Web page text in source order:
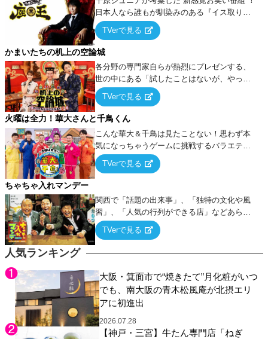
人気ランキング
大阪・箕面市で“焼きたて”月化粧がいつ
でも、南大阪の青木松風庵が北摂エリ
アに初進出
2026.07.28
【神戸・三宮】牛たん専門店「ねぎ
日本人なら誰もが馴染みのある『イス取りゲ
ーム』をベースに、大喜利・ギャグ・モノボ
ケ・歌…など様々なお題で芸人がショートネ
タを競い合う！
TVerで見る
かまいたちの机上の空論城
各分野の専門家自らが熱烈にプレゼンする、
世の中にある「試したことはないが、やって
みたらこうなる！…ハズ」という“机上の空
論”に若手芸人らがカラダを張って挑む！
TVerで見る
火曜は全力！華大さんと千鳥くん
こんな華大＆千鳥は見たことない！思わず本
気になっちゃうゲームに挑戦するバラエティ
ー！
TVerで見る
ちゃちゃ入れマンデー
関西で「話題の出来事」、「独特の文化や風
習」、「人気の行列ができる店」などあらゆ
るテーマについて好き放題にちゃちゃを入れ
ていく関西色を前面に押し出したトークバラ
TVerで見る